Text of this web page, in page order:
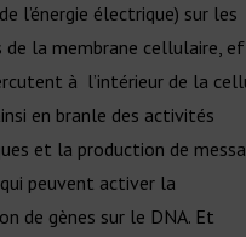
l’énergie électrique) sur les
de la membrane cellulaire,
à l’intérieur de la
en branle des activités
et la production de
peuvent activer la
de gènes sur le DNA. Et